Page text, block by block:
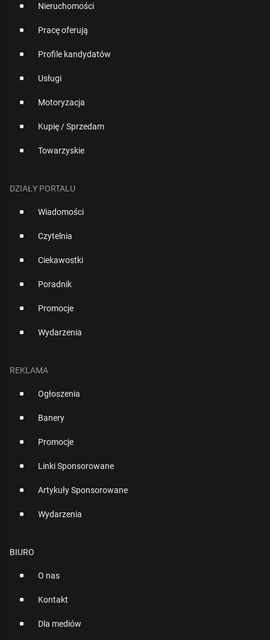
Nieruchomości
Pracę oferują
Profile kandydatów
Usługi
Motoryzacja
Kupię / Sprzedam
Towarzyskie
DZIAŁY PORTALU
Wiadomości
Czytelnia
Ciekawostki
Poradnik
Promocje
Wydarzenia
REKLAMA
Ogłoszenia
Banery
Promocje
Linki Sponsorowane
Artykuły Sponsorowane
Wydarzenia
BIURO
O nas
Kontakt
Dla mediów